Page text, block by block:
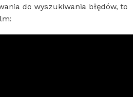
do wyszukiwania błędów, to